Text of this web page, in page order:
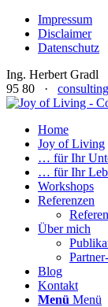
Impressum
Disclaimer
Datenschutz
Ing. Herbert
95 80 ·
Home
Joy of Living
… für Ihr
… für Ihr
Workshops
Referenzen
Über mich
Blog
Kontakt
Menü Menü